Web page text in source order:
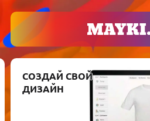
СОЗДАЙ СВОЙ
ДИЗАЙН